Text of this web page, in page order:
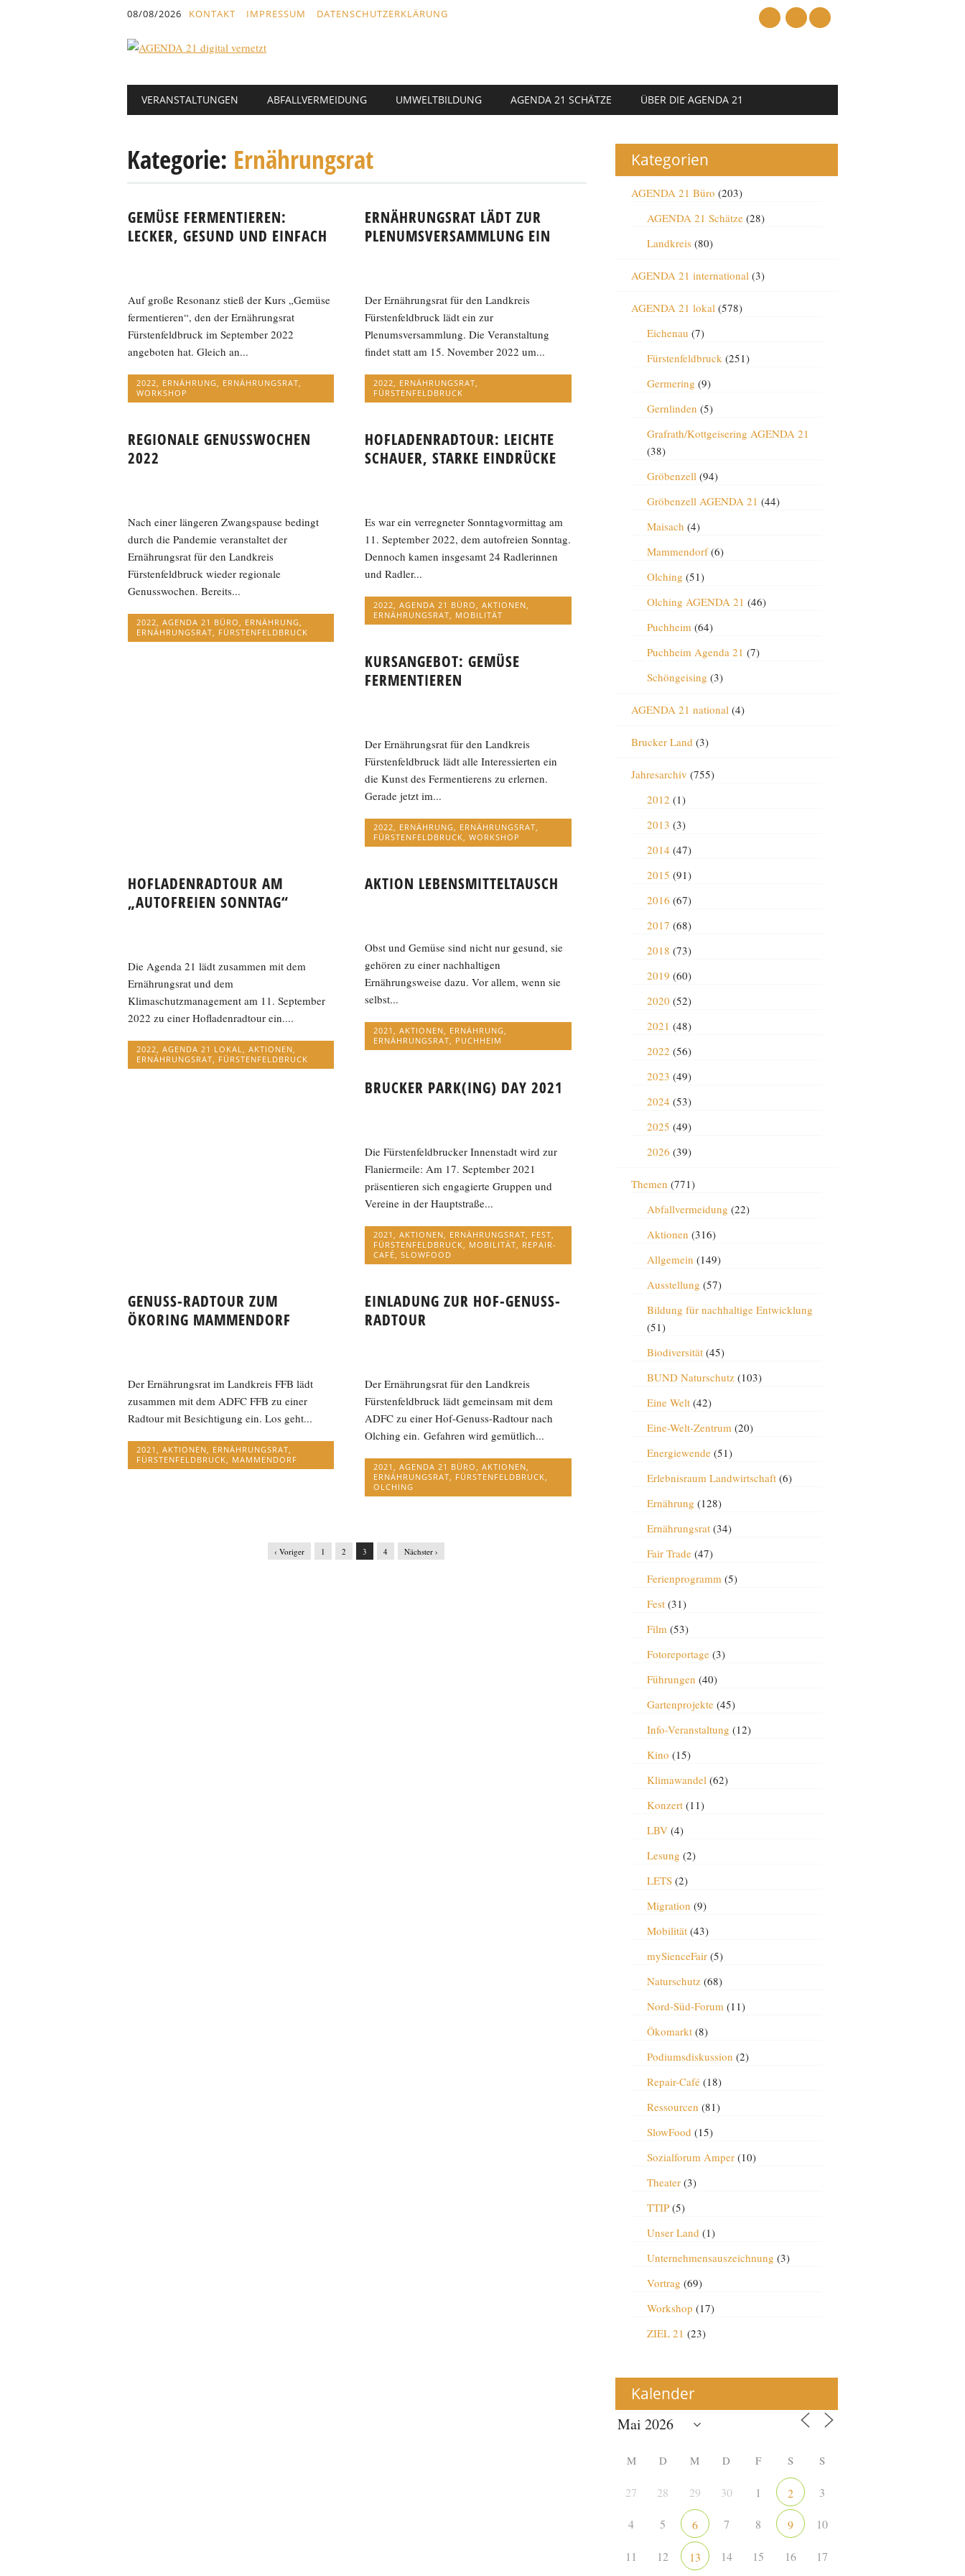
08/08/2026 KONTAKT IMPRESSUM DATENSCHUTZERKLÄRUNG
Hauptmenü
Abbrechen
VERANSTALTUNGEN ABFALLVERMEIDUNG UMWELTBILDUNG AGENDA 21 SCHÄTZE ÜBER DIE AGENDA 21
Kategorie: Ernährungsrat
GEMÜSE FERMENTIEREN:
LECKER, GESUND UND EINFACH
Auf große Resonanz stieß der Kurs „Gemüse
fermentieren“, den der Ernährungsrat
Fürstenfeldbruck im September 2022
angeboten hat. Gleich an...
2022 ERNÄHRUNG ERNÄHRUNGSRAT
WORKSHOP
ERNÄHRUNGSRAT LÄDT ZUR
PLENUMSVERSAMMLUNG EIN
Der Ernährungsrat für den Landkreis
Fürstenfeldbruck lädt ein zur
Plenumsversammlung. Die Veranstaltung
findet statt am 15. November 2022 um...
2022 ERNÄHRUNGSRAT
FÜRSTENFELDBRUCK
REGIONALE GENUSSWOCHEN
2022
Nach einer längeren Zwangspause bedingt
durch die Pandemie veranstaltet der
Ernährungsrat für den Landkreis
Fürstenfeldbruck wieder regionale
Genusswochen. Bereits...
2022 AGENDA 21 BÜRO ERNÄHRUNG
ERNÄHRUNGSRAT
FÜRSTENFELDBRUCK
HOFLADENRADTOUR: LEICHTE
SCHAUER, STARKE EINDRÜCKE
Es war ein verregneter Sonntagvormittag am
11. September 2022, dem autofreien Sonntag.
Dennoch kamen insgesamt 24 Radlerinnen
und Radler...
2022 ,AGENDA 21 BÜRO ,AKTIONEN
ERNÄHRUNGSRAT
MOBILITÄT
KURSANGEBOT: GEMÜSE
FERMENTIEREN
Der Ernährungsrat für den Landkreis
Fürstenfeldbruck lädt alle Interessierten ein
die Kunst des Fermentierens zu erlernen.
Gerade jetzt im...
2022, ERNÄHRUNG, ERNÄHRUNGSRAT,
FÜRSTENFELDBRUCK,WORKSHOP
HOFLADENRADTOUR AM
„AUTOFREIEN SONNTAG“
Die Agenda 21 lädt zusammen mit dem
Ernährungsrat und dem
Klimaschutzmanagement am 11. September
2022 zu einer Hofladenradtour ein....
2022, AGENDA 21 LOKAL, AKTIONEN,
ERNÄHRUNGSRAT, FÜRSTENFELDBRUCK
AKTION LEBENSMITTELTAUSCH
Obst und Gemüse sind nicht nur gesund, sie
gehören zu einer nachhaltigen
Ernährungsweise dazu. Vor allem, wenn sie
selbst...
2021,AKTIONEN, ERNÄHRUNG,
ERNÄHRUNGSRAT, PUCHHEIM
BRUCKER PARK(ING) DAY 2021
Die Fürstenfeldbrucker Innenstadt wird zur
Flaniermeile: Am 17. September 2021
präsentieren sich engagierte Gruppen und
Vereine in der Hauptstraße...
2021 ,AKTIONEN ERNÄHRUNGSRAT FEST
FÜRSTENFELDBRUCK
MOBILITÄT
REPAIR-
CAFÉ ,SLOWFOOD
GENUSS-RADTOUR ZUM
ÖKORING MAMMENDORF
Der Ernährungsrat im Landkreis FFB lädt
zusammen mit dem ADFC FFB zu einer
Radtour mit Besichtigung ein. Los geht...
2021 , AKTIONEN, ERNÄHRUNGSRAT,
FÜRSTENFELDBRUCK, MAMMENDORF
EINLADUNG ZUR HOF-GENUSS-
RADTOUR
Der Ernährungsrat für den Landkreis
Fürstenfeldbruck lädt gemeinsam mit dem
ADFC zu einer Hof-Genuss-Radtour nach
Olching ein. Gefahren wird gemütlich...
2021,AGENDA 21 BÜRO,AKTIONEN,
ERNÄHRUNGSRAT, FÜRSTENFELDBRUCK,
OLCHING
‹ Voriger 1 2 3 4 Nächster ›
Kategorien
AGENDA 21 Büro (203)
AGENDA 21 Schätze(28)
Landkreis(80)
AGENDA 21 international(3)
AGENDA 21 lokal(578)
Eichenau (7)
Fürstenfeldbruck(251)
Germering (9)
Gernlinden (5)
Grafrath/Kottgeisering AGENDA 21
(38)
Gröbenzell(94)
Gröbenzell AGENDA 21 (44)
Maisach (4)
Mammendorf(6)
Olching (51)
Olching AGENDA 21 (46)
Puchheim(64)
Puchheim Agenda 21 (7)
Schöngeising (3)
AGENDA 21 national(4)
Brucker Land (3)
Jahresarchiv (755)
2012 (1)
2013 (3)
2014 (47)
2015 (91)
2016 (67)
2017 (68)
2018 (73)
2019 (60)
2020 (52)
2021 (48)
2022 (56)
2023 (49)
2024 (53)
2025 (49)
2026 (39)
Themen (771)
Abfallvermeidung (22)
Aktionen (316)
Allgemein (149)
Ausstellung (57)
Bildung für nachhaltige Entwicklung
(51)
Biodiversität(45)
BUND Naturschutz(103)
Eine Welt(42)
Eine-Welt-Zentrum(20)
Energiewende(51)
Erlebnisraum Landwirtschaft(6)
Ernährung (128)
Ernährungsrat(34)
Fair Trade(47)
Ferienprogramm(5)
Fest(31)
Film(53)
Fotoreportage(3)
Führungen (40)
Gartenprojekte(45)
Info-Veranstaltung (12)
Kino (15)
Klimawandel(62)
Konzert(11)
LBV(4)
Lesung (2)
LETS(2)
Migration (9)
Mobilität(43)
mySienceFair(5)
Naturschutz(68)
Nord-Süd-Forum(11)
Ökomarkt(8)
Podiumsdiskussion (2)
Repair-Café(18)
Ressourcen (81)
SlowFood (15)
Sozialforum Amper(10)
Theater(3)
TTIP(5)
Unser Land (1)
Unternehmensauszeichnung (3)
Vortrag (69)
Workshop (17)
ZIEL 21 (23)
Kalender
M D M D F S S
27 28 29 30 1 2 3
4 5 6 7 8 9 10
11 12 13 14 15 16 17